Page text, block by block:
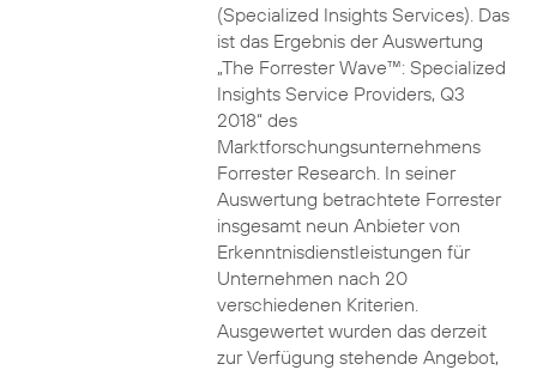
(Specialized Insights Services). Das
ist das Ergebnis der Auswertung
„The Forrester Wave™: Specialized
Insights Service Providers, Q3
2018“ des
Marktforschungsunternehmens
Forrester Research. In seiner
Auswertung betrachtete Forrester
insgesamt neun Anbieter von
Erkenntnisdienstleistungen für
Unternehmen nach 20
verschiedenen Kriterien.
Ausgewertet wurden das derzeit
zur Verfügung stehende Angebot,